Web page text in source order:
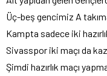
Üç-beş gencimiz A
Kampta sadece iki
Sivasspor iki maçı da
Şimdi hazırlık maçı